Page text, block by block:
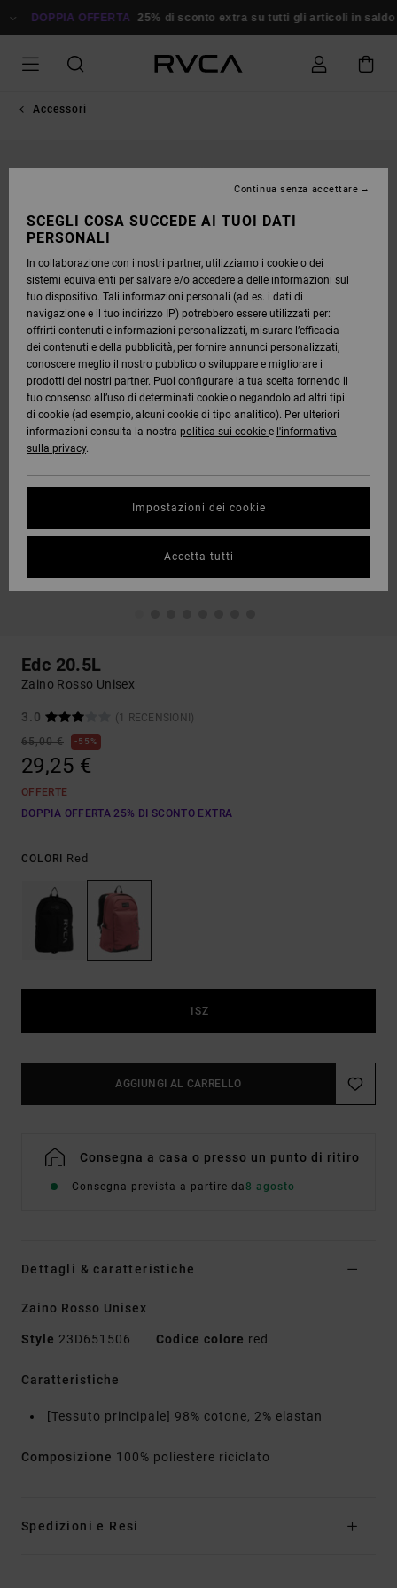
ALLEDOPPIA OFFERTA 25% di sconto extra su tutti gli articoli in saldo
Accessori
Edc 20.5L
Zaino Rosso Unisex
3.0
(1 RECENSIONI)
65,00 €
55%
29,25 €
OFFERTE
DOPPIA OFFERTA 25% DI SCONTO EXTRA
COLORI Red
1SZ
AGGIUNGI AL CARRELLO
Consegna a casa o presso un punto di ritiro
Consegna prevista a partire da8 agosto
Dettagli & caratteristiche
Zaino Rosso Unisex
Style 23D651506 Codice colore red
Caratteristiche
[Tessuto principale] 98% cotone, 2% elastan
Composizione 100% poliestere riciclato
Spedizioni e Resi
SCEGLI COSA SUCCEDE AI TUOI DATI
PERSONALI
In collaborazione con i nostri partner, utilizziamo i cookie o dei
sistemi equivalenti per salvare e/o accedere a delle informazioni sul
tuo dispositivo. Tali informazioni personali (ad es. i dati di
navigazione e il tuo indirizzo IP) potrebbero essere utilizzati per:
offrirti contenuti e informazioni personalizzati, misurare l’efficacia
dei contenuti e della pubblicità, per fornire annunci personalizzati,
conoscere meglio il nostro pubblico o sviluppare e migliorare i
prodotti dei nostri partner. Puoi configurare la tua scelta fornendo il
tuo consenso all’uso di determinati cookie o negandolo ad altri tipi
di cookie (ad esempio, alcuni cookie di tipo analitico). Per ulteriori
informazioni consulta la nostra politica sui cookie e l'informativa
sulla privacy.
Impostazioni dei cookie
Continua senza accettare
Accetta tutti